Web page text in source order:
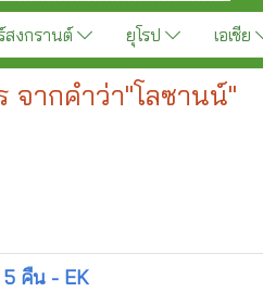
สงกรานต์ ยุโรป เอเชีย
จากคำว่า"โลซานน์"
5 คืน - EK